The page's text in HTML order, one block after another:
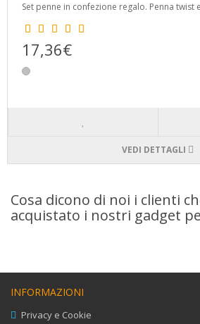
Set penne in confezione regalo. Penna twist
17,36€
VEDI DETTAGLI
Cosa dicono di noi i clienti
acquistato i nostri gadget
INFORMAZIONI
Privacy e Cookie